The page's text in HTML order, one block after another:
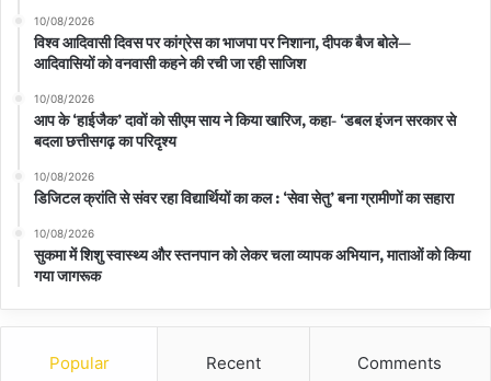
10/08/2026
विश्व आदिवासी दिवस पर कांग्रेस का भाजपा पर निशाना, दीपक बैज बोले—
आदिवासियों को वनवासी कहने की रची जा रही साजिश
10/08/2026
आप के ‘हाईजैक’ दावों को सीएम साय ने किया खारिज, कहा- ‘डबल इंजन सरकार से
बदला छत्तीसगढ़ का परिदृश्य
10/08/2026
डिजिटल क्रांति से संवर रहा विद्यार्थियों का कल : ‘सेवा सेतु’ बना ग्रामीणों का सहारा
10/08/2026
सुकमा में शिशु स्वास्थ्य और स्तनपान को लेकर चला व्यापक अभियान, माताओं को किया
गया जागरूक
Popular Recent Comments